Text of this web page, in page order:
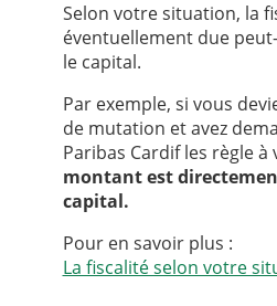
Selon votre situation, la
éventuellement due
le capital.
Par exemple, si vous
de mutation et avez
Paribas Cardif les règle à
montant est
capital.
Pour en savoir plus :
La fiscalité selon votre